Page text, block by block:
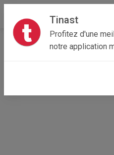
Tinast
Profitez d'une
notre application
Accueil Immobilier
Loue place de parking